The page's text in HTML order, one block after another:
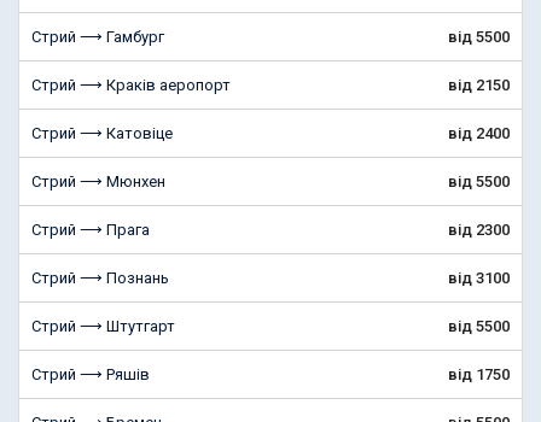
Стрий ⟶ Гамбург від 5500
Стрий ⟶ Краків аеропорт від 2150
Стрий ⟶ Катовіце від 2400
Стрий ⟶ Мюнхен від 5500
Стрий ⟶ Прага від 2300
Стрий ⟶ Познань від 3100
Стрий ⟶ Штутгарт від 5500
Стрий ⟶ Ряшів від 1750